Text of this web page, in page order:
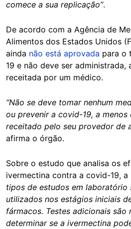
comece a sua replicação”.
De acordo com a Agência de
Alimentos dos Estados Unidos
ainda não está aprovada para o
19 e não deve ser administrada,
receitada por um médico.
“Não se deve tomar nenhum
ou prevenir a covid-19, a menos
receitado pelo seu provedor de
afirma o órgão.
Sobre o estudo que analisa os
ivermectina contra a covid-19, a
tipos de estudos em laboratório
utilizados nos estágios iniciais
fármacos. Testes adicionais são
determinar se a ivermectina